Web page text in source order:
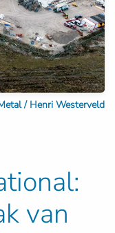
/ Henri Westerveld
van